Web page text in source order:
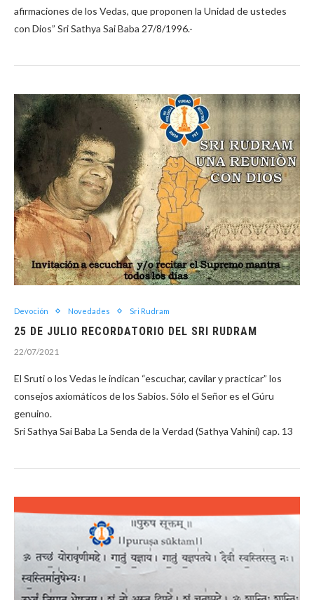
afirmaciones de los Vedas, que proponen la Unidad de ustedes
con Dios” Sri Sathya Sai Baba 27/8/1996.-
Devoción Novedades Sri Rudram
25 DE JULIO RECORDATORIO DEL SRI RUDRAM
22/07/2021
El Sruti o los Vedas le indican “escuchar, cavilar y practicar” los
consejos axiomáticos de los Sabios. Sólo el Señor es el Gúru
genuino.
Sri Sathya Sai Baba La Senda de la Verdad (Sathya Vahini) cap. 13